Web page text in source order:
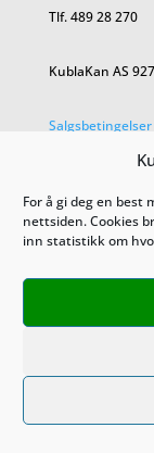
For å gi deg en best
nettsiden. Cookies
inn statistikk om
Tlf. 489 28 270
KublaKan AS
Salgsbetingelser